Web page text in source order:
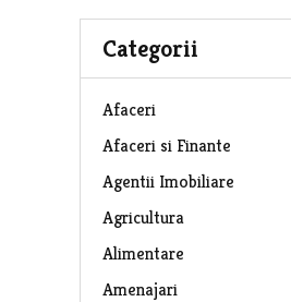
Categorii
Afaceri
Afaceri si Finante
Agentii Imobiliare
Agricultura
Alimentare
Amenajari